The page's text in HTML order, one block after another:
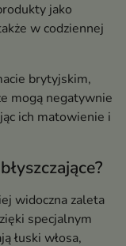
jako
w codziennej
brytyjskim,
mogą negatywnie
ich matowienie i
widoczna zaleta
specjalnym
łuski włosa,